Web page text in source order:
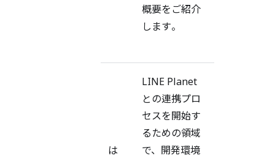
概要をご紹介
します。
は
LINE Planet
との連携プロ
セスを開始す
るための領域
で、開発環境